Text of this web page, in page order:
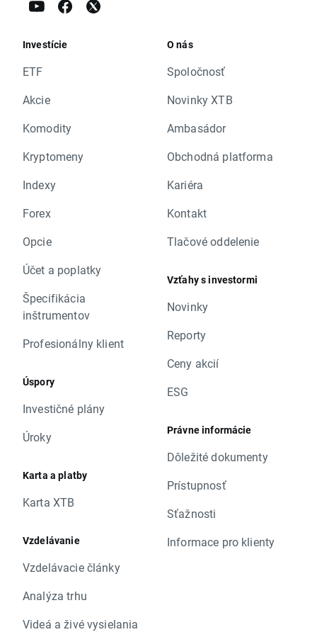
Investície
ETF
Akcie
Komodity
Kryptomeny
Indexy
Forex
Opcie
Účet a poplatky
Špecifikácia
inštrumentov
Profesionálny klient
Úspory
Investičné plány
Úroky
Karta a platby
Karta XTB
Vzdelávanie
Vzdelávacie články
Analýza trhu
Videá a živé vysielania
O nás
Spoločnosť
Novinky XTB
Ambasádor
Obchodná platforma
Kariéra
Kontakt
Tlačové oddelenie
Vzťahy s investormi
Novinky
Reporty
Ceny akcií
ESG
Právne informácie
Dôležité dokumenty
Prístupnosť
Sťažnosti
Informace pro klienty